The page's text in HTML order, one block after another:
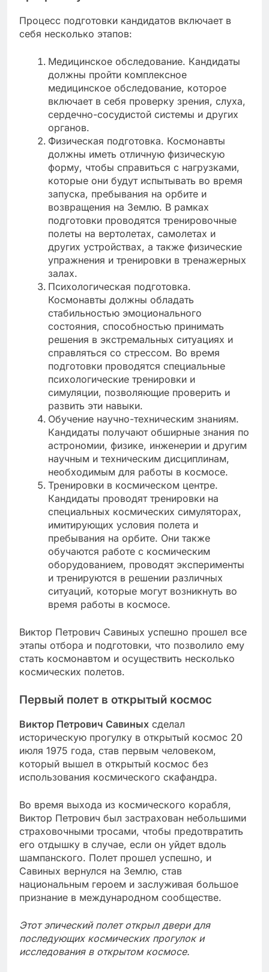
Процесс подготовки кандидатов включает в
себя несколько этапов:
Медицинское обследование. Кандидаты
должны пройти комплексное
медицинское обследование, которое
включает в себя проверку зрения, слуха,
сердечно-сосудистой системы и других
органов.
Физическая подготовка. Космонавты
должны иметь отличную физическую
форму, чтобы справиться с нагрузками,
которые они будут испытывать во время
запуска, пребывания на орбите и
возвращения на Землю. В рамках
подготовки проводятся тренировочные
полеты на вертолетах, самолетах и
других устройствах, а также физические
упражнения и тренировки в тренажерных
залах.
Психологическая подготовка.
Космонавты должны обладать
стабильностью эмоционального
состояния, способностью принимать
решения в экстремальных ситуациях и
справляться со стрессом. Во время
подготовки проводятся специальные
психологические тренировки и
симуляции, позволяющие проверить и
развить эти навыки.
Обучение научно-техническим знаниям.
Кандидаты получают обширные знания по
астрономии, физике, инженерии и другим
научным и техническим дисциплинам,
необходимым для работы в космосе.
Тренировки в космическом центре.
Кандидаты проводят тренировки на
специальных космических симуляторах,
имитирующих условия полета и
пребывания на орбите. Они также
обучаются работе с космическим
оборудованием, проводят эксперименты
и тренируются в решении различных
ситуаций, которые могут возникнуть во
время работы в космосе.
Виктор Петрович Савиных успешно прошел все
этапы отбора и подготовки, что позволило ему
стать космонавтом и осуществить несколько
космических полетов.
Первый полет в открытый космос
Виктор Петрович Савиных сделал
историческую прогулку в открытый космос 20
июля 1975 года, став первым человеком,
который вышел в открытый космос без
использования космического скафандра.
Во время выхода из космического корабля,
Виктор Петрович был застрахован небольшими
страховочными тросами, чтобы предотвратить
его отдышку в случае, если он уйдет вдоль
шампанского. Полет прошел успешно, и
Савиных вернулся на Землю, став
национальным героем и заслуживая большое
признание в международном сообществе.
Этот эпический полет открыл двери для
последующих космических прогулок и
исследования в открытом космосе.